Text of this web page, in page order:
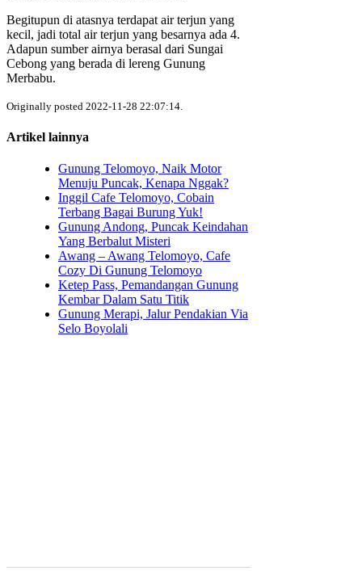
Begitupun di atasnya terdapat air terjun yang
kecil, jadi total air terjun yang besarnya ada 4.
Adapun sumber airnya berasal dari Sungai
Cebong yang berada di lereng Gunung
Merbabu.
Originally posted 2022-11-28 22:07:14.
Artikel lainnya
Gunung Telomoyo, Naik Motor
Menuju Puncak, Kenapa Nggak?
Inggil Cafe Telomoyo, Cobain
Terbang Bagai Burung Yuk!
Gunung Andong, Puncak Keindahan
Yang Berbalut Misteri
Awang – Awang Telomoyo, Cafe
Cozy Di Gunung Telomoyo
Ketep Pass, Pemandangan Gunung
Kembar Dalam Satu Titik
Gunung Merapi, Jalur Pendakian Via
Selo Boyolali